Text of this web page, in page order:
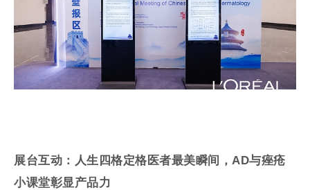
展台互动：人生四格定格医者最美瞬间， AD与痤疮
小课堂彰显产品力